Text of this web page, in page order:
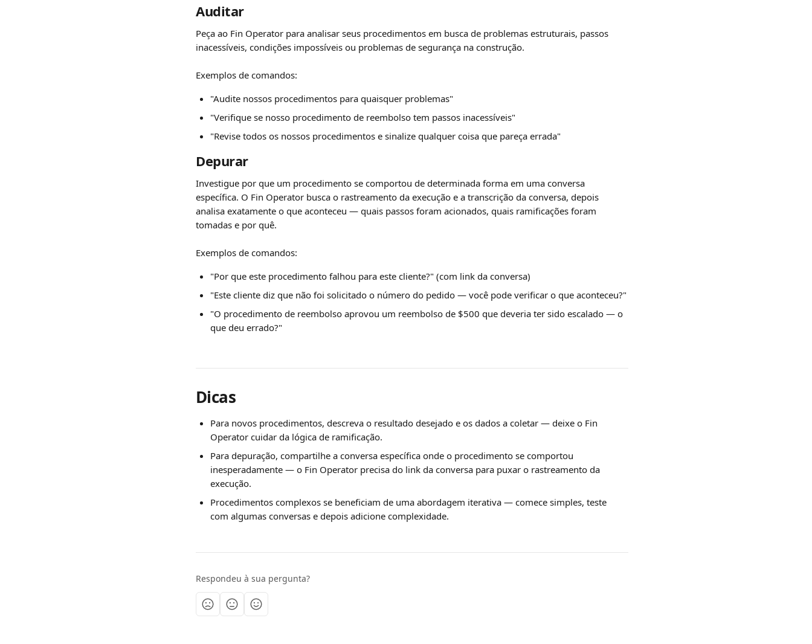
Auditar
Peça ao Fin Operator para analisar seus procedimentos em busca de problemas estruturais, passos
inacessíveis, condições impossíveis ou problemas de segurança na construção.
Exemplos de comandos:
"Audite nossos procedimentos para quaisquer problemas"
"Verifique se nosso procedimento de reembolso tem passos inacessíveis"
"Revise todos os nossos procedimentos e sinalize qualquer coisa que pareça errada"
Depurar
Investigue por que um procedimento se comportou de determinada forma em uma conversa
específica. O Fin Operator busca o rastreamento da execução e a transcrição da conversa, depois
analisa exatamente o que aconteceu — quais passos foram acionados, quais ramificações foram
tomadas e por quê.
Exemplos de comandos:
"Por que este procedimento falhou para este cliente?" (com link da conversa)
"Este cliente diz que não foi solicitado o número do pedido — você pode verificar o que aconteceu?"
"O procedimento de reembolso aprovou um reembolso de $500 que deveria ter sido escalado — o
que deu errado?"
Dicas
Para novos procedimentos, descreva o resultado desejado e os dados a coletar — deixe o Fin
Operator cuidar da lógica de ramificação.
Para depuração, compartilhe a conversa específica onde o procedimento se comportou
inesperadamente — o Fin Operator precisa do link da conversa para puxar o rastreamento da
execução.
Procedimentos complexos se beneficiam de uma abordagem iterativa — comece simples, teste
com algumas conversas e depois adicione complexidade.
Respondeu à sua pergunta?